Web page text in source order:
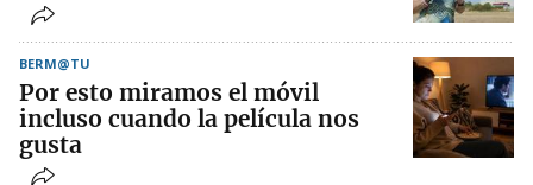
BERM@TU
Por esto miramos el móvil
incluso cuando la película nos
gusta